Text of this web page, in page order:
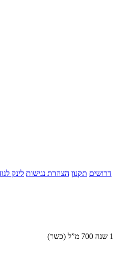
דרושים תקנון הצהרת נגישות לינק